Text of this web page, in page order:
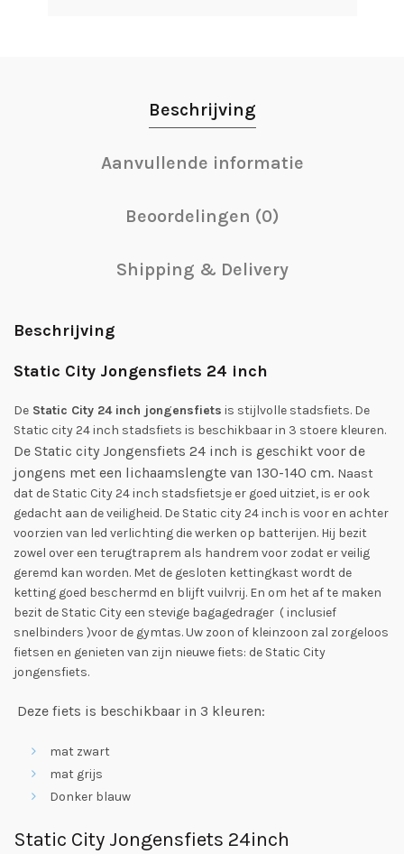
Beschrijving
Aanvullende informatie
Beoordelingen (0)
Shipping & Delivery
Beschrijving
Static City Jongensfiets 24 inch
De Static City 24 inch jongensfiets is stijlvolle stadsfiets. De
Static city 24 inch stadsfiets is beschikbaar in 3 stoere kleuren.
De Static city Jongensfiets 24 inch is geschikt voor de
jongens met een lichaamslengte van 130-140 cm. Naast
dat de Static City 24 inch stadsfietsje er goed uitziet, is er ook
gedacht aan de veiligheid. De Static city 24 inch is voor en achter
voorzien van led verlichting die werken op batterijen. Hij bezit
zowel over een terugtraprem als handrem voor zodat er veilig
geremd kan worden. Met de gesloten kettingkast wordt de
ketting goed beschermd en blijft vuilvrij. En om het af te maken
bezit de Static City een stevige bagagedrager ( inclusief
snelbinders )voor de gymtas. Uw zoon of kleinzoon zal zorgeloos
fietsen en genieten van zijn nieuwe fiets: de Static City
jongensfiets.
Deze fiets is beschikbaar in 3 kleuren:
mat zwart
mat grijs
Donker blauw
Static City Jongensfiets 24inch